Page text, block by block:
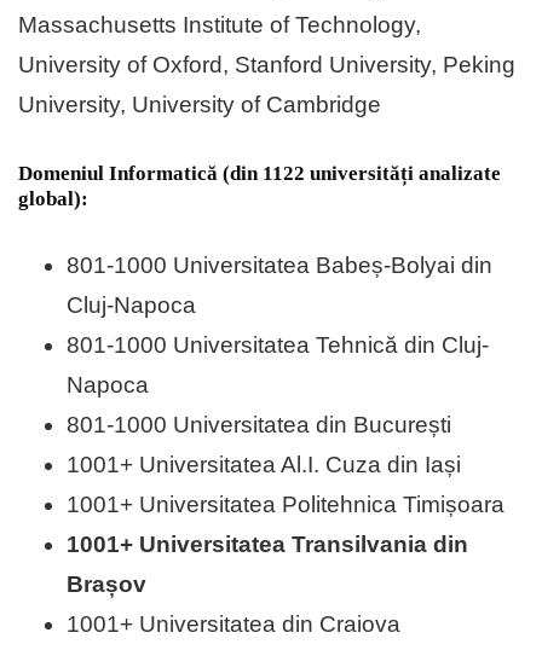
Massachusetts Institute of Technology,
University of Oxford, Stanford University, Peking
University, University of Cambridge
Domeniul Informatică (din 1122 universități analizate
global):
801-1000 Universitatea Babeș-Bolyai din
Cluj-Napoca
801-1000 Universitatea Tehnică din Cluj-
Napoca
801-1000 Universitatea din București
1001+ Universitatea Al.I. Cuza din Iași
1001+ Universitatea Politehnica Timișoara
1001+ Universitatea Transilvania din
Brașov
1001+ Universitatea din Craiova